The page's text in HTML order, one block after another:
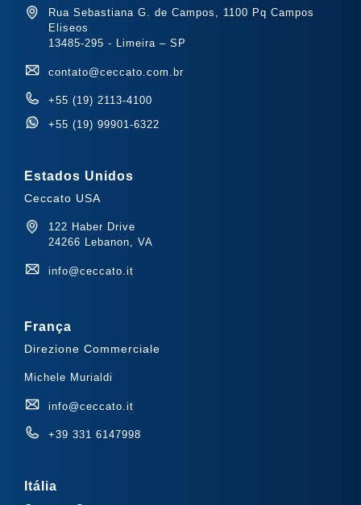
Rua Sebastiana G. de Campos, 1100 Pq Campos
Eliseos
13485-295 - Limeira – SP
contato@ceccato.com.br
+55 (19) 2113-4100
+55 (19) 99901-6322
Estados Unidos
Ceccato USA
122 Haber Drive
24266 Lebanon, VA
info@ceccato.it
França
Direzione Commerciale
Michele Murialdi
info@ceccato.it
+39 331 6147998
Itália